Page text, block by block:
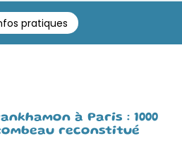
pratiques
à Paris : 1000
reconstitué